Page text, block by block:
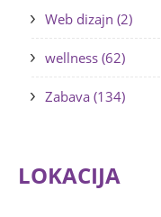
Web dizajn (2)
wellness (62)
Zabava (134)
LOKACIJA